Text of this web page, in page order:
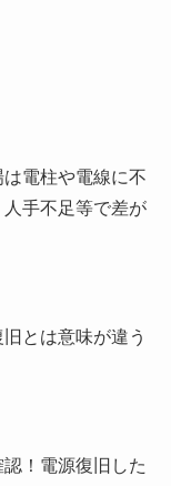
電柱や電線に不
手不足等で差が
とは意味が違う
！電源復旧した